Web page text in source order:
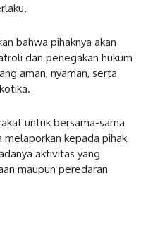
bahwa pihaknya akan
dan penegakan hukum
aman, nyaman, serta
untuk bersama-sama
melaporkan kepada pihak
aktivitas yang
maupun peredaran